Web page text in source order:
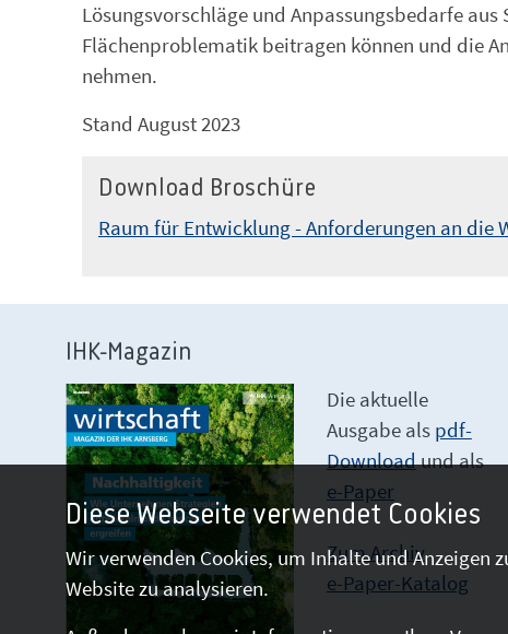
Lösungsvorschläge und Anpassungsbedarfe
Flächenproblematik beitragen können und die
nehmen.
Stand August 2023
Download Broschüre
Raum für Entwicklung - Anforderungen an die
IHK-Magazin
Die aktuelle
Ausgabe als pdf-
Downloadund als
e-Paper
Zum Archiv
e-Paper-Katalog
Diese Webseite verwendet Cookies
Wir verwenden Cookies, um Inhalte und Anzeigen
Website zu analysieren.